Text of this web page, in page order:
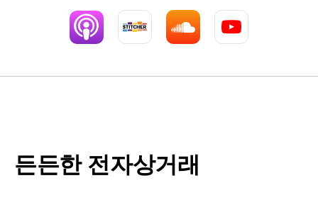
든든한 전자상거래